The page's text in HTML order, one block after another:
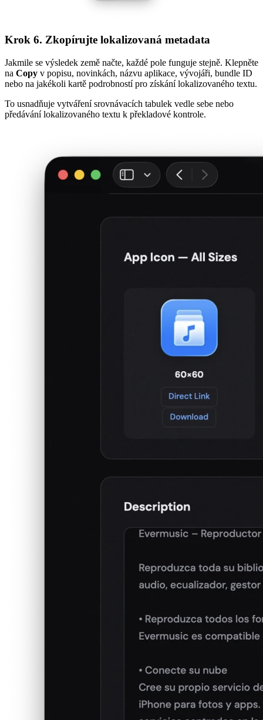
Krok 6. Zkopírujte lokalizovaná metadata
Jakmile se výsledek země načte, každé pole funguje stejně. Klepněte
na Copy v popisu, novinkách, názvu aplikace, vývojáři, bundle ID
nebo na jakékoli kartě podrobností pro získání lokalizovaného textu.
To usnadňuje vytváření srovnávacích tabulek vedle sebe nebo
předávání lokalizovaného textu k překladové kontrole.